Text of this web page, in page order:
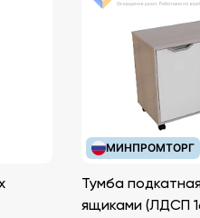
МИНПРОМТОРГ
Тумба
ящиками